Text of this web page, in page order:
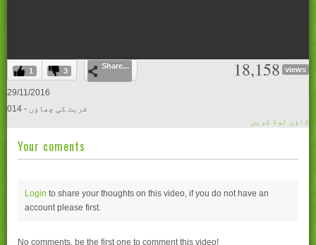
0
seconds
of
0
1 3
Share... 18,158 views
29/11/2016
014 - قربت کی چھاؤں
ڈاؤن لوڈ کریں
Your coments
Login to share your thoughts on this video, if you do not have an
account please first.
No comments, be the first one to comment this video!